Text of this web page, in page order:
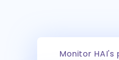
Monitor